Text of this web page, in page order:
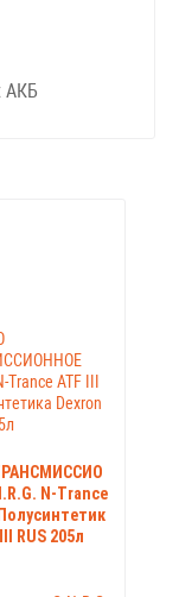
АКБ
N-Trance
RUS 205л